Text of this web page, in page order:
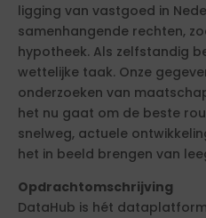
ligging van vastgoed in
samenhangende rechten,
hypotheek. Als zelfstandig
wettelijke taak. Onze
onderzoeken van
het nu gaat om de beste
snelweg, actuele
het in beeld brengen van
Opdrachtomschrijving
DataHub is hét